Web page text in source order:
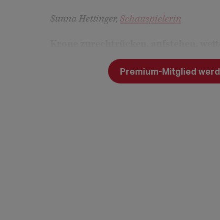
Sunna Hettinger, Schauspielerin
"Ich musste in den vergangenen Jahren
hören, zu vertrauen. Dieses
Premium-Mitglied